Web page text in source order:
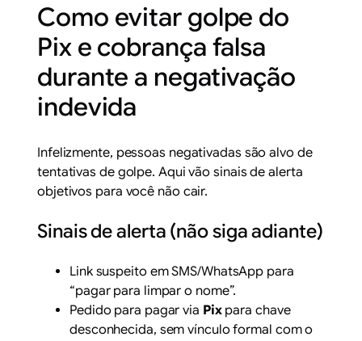
Como evitar golpe do
Pix e cobrança falsa
durante a negativação
indevida
Infelizmente, pessoas negativadas são alvo de
tentativas de golpe. Aqui vão sinais de alerta
objetivos para você não cair.
Sinais de alerta (não siga adiante)
Link suspeito em SMS/WhatsApp para
“pagar para limpar o nome”.
Pedido para pagar via Pixpara chave
desconhecida, sem vínculo formal com o